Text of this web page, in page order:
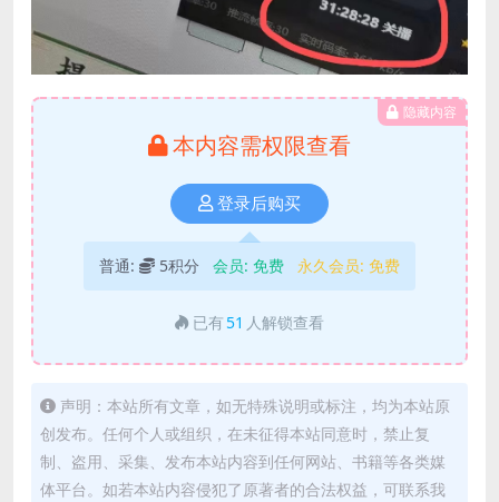
隐藏内容
本内容需权限查看
登录后购买
普通: 5积分 会员: 免费 永久会员: 免费
已有 51 人解锁查看
声明：本站所有文章，如无特殊说明或标注，均为本站原
创发布。任何个人或组织，在未征得本站同意时，禁止复
制、盗用、采集、发布本站内容到任何网站、书籍等各类媒
体平台。如若本站内容侵犯了原著者的合法权益，可联系我